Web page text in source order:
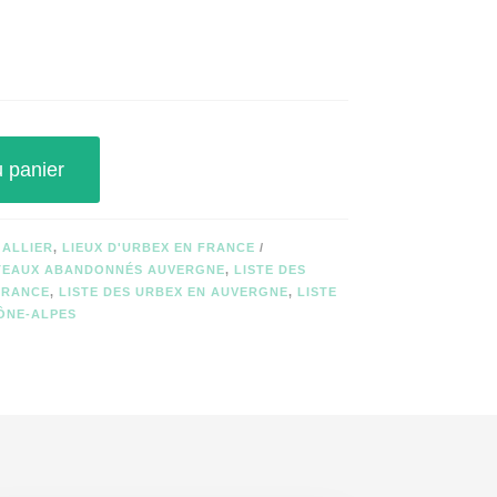
panier
, LIEUX D'URBEX EN FRANCE
ABANDONNÉS AUVERGNE, LISTE DES
, LISTE DES URBEX EN AUVERGNE, LISTE
ALPES